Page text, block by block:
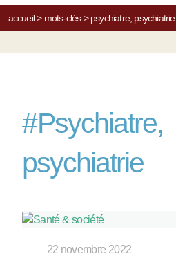
accueil> mots-clés> psychiatre, psychiatrie
#Psychiatre,
psychiatrie
22 novembre 2022